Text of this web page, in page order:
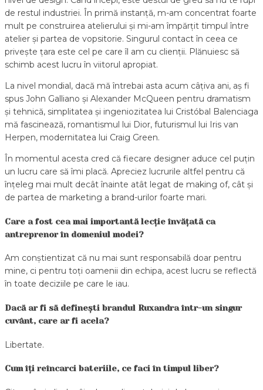
de restul industriei. În primă instanță, m-am concentrat foarte
mult pe construirea atelierului și mi-am împărțit timpul între
atelier și partea de vopsitorie. Singurul contact în ceea ce
privește țara este cel pe care îl am cu clienții. Plănuiesc să
schimb acest lucru în viitorul apropiat.
La nivel mondial, dacă mă întrebai asta acum câțiva ani, aș fi
spus John Galliano și Alexander McQueen pentru dramatism
și tehnică, simplitatea și ingeniozitatea lui Cristóbal Balenciaga
mă fascinează, romantismul lui Dior, futurismul lui Iris van
Herpen, modernitatea lui Craig Green.
În momentul acesta cred că fiecare designer aduce cel puțin
un lucru care să îmi placă. Apreciez lucrurile altfel pentru că
înțeleg mai mult decât înainte atât legat de making of, cât și
de partea de marketing a brand-urilor foarte mari.
Care a fost cea mai importantă lecție învățată ca
antreprenor în domeniul modei?
Am conștientizat că nu mai sunt responsabilă doar pentru
mine, ci pentru toți oamenii din echipa, acest lucru se reflectă
în toate deciziile pe care le iau.
Dacă ar fi să definești brandul Ruxandra într-un singur
cuvânt, care ar fi acela?
Libertate.
Cum îți reîncarci bateriile, ce faci în timpul liber?